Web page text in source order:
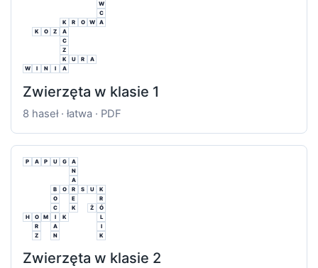
W
C
K
R O W
A
K
O Z
A
C
Z
K
U R
A
W
I N I A
Zwierzęta w klasie 1
8 haseł · łatwa · PDF
P A P U G
A
N
A
B
O R S U
K
O
E
R
C
K Ż
Ó
H
O M I K
L
R
A
I
Z
N K
Zwierzęta w klasie 2